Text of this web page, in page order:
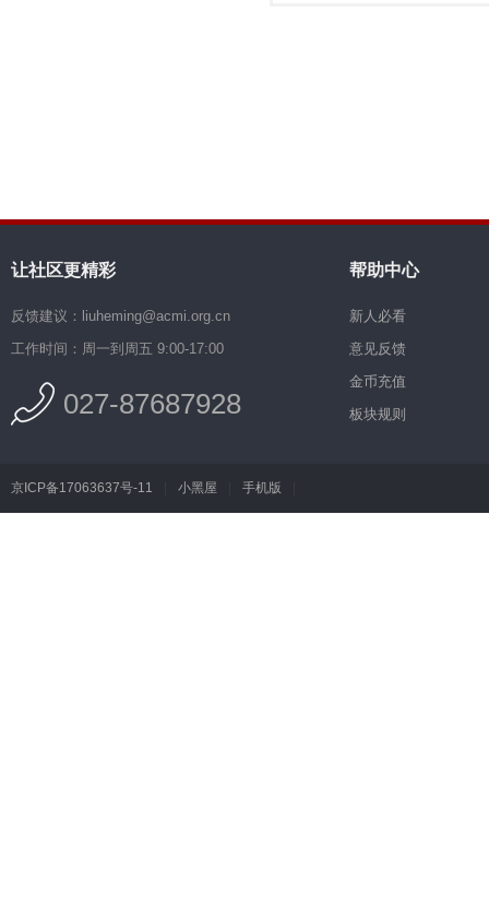
让社区更精彩
反馈建议：liuheming@acmi.org.cn
工作时间：周一到周五 9:00-17:00
027-87687928
帮助中心
新人必看
意见反馈
金币充值
板块规则
京ICP备17063637号-11 小黑屋 手机版